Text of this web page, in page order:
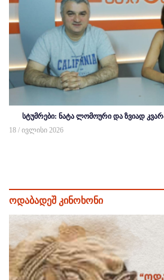
სტუმრები: ნატა ლომოური და ზვიად
18 / ივლისი 2026
ოდაბადეშ კინოხონი